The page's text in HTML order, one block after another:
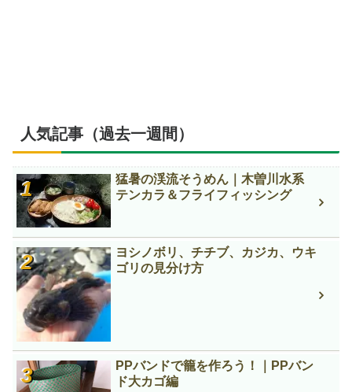
人気記事（過去一週間）
猛暑の渓流そうめん｜木曽川水系
テンカラ＆フライフィッシング
ヨシノボリ、チチブ、カジカ、ウキ
ゴリの見分け方
PPバンドで籠を作ろう！｜PPバン
ド大カゴ編